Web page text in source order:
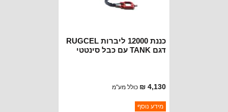
כננת 12000 ליברות RUGCEL
דגם TANK עם כבל סינטטי
4,130 ₪ כולל מע"מ
ברקוד: BJ2816
מידע נוסף